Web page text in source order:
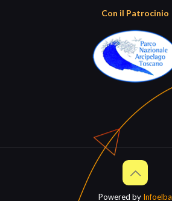
Con il Patrocinio
Powered by Infoelba